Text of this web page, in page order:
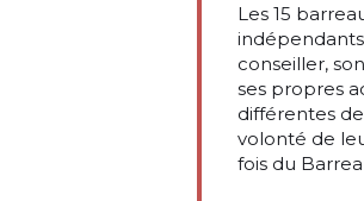
Les 15
conseiller,
ses propres
différentes
volonté de
fois du